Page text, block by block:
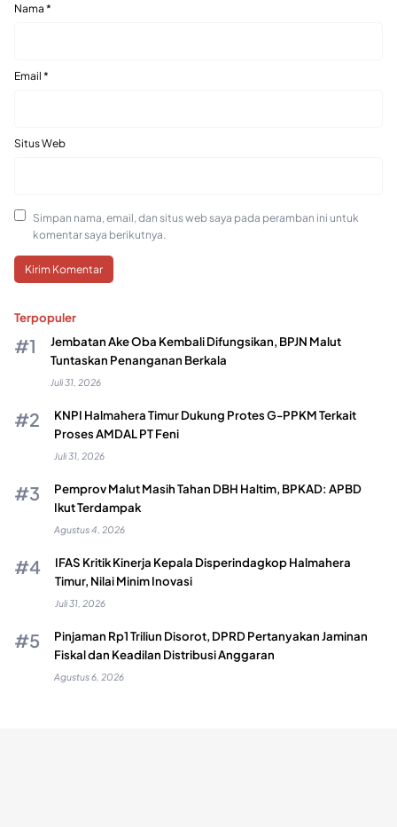
Nama *
Email *
Situs Web
Simpan nama, email, dan situs web saya pada peramban ini untuk
komentar saya berikutnya.
Terpopuler
Jembatan Ake Oba Kembali Difungsikan, BPJN Malut
Tuntaskan Penanganan Berkala
Juli 31, 2026
KNPI Halmahera Timur Dukung Protes G-PPKM Terkait
Proses AMDAL PT Feni
Juli 31, 2026
Pemprov Malut Masih Tahan DBH Haltim, BPKAD: APBD
Ikut Terdampak
Agustus 4, 2026
IFAS Kritik Kinerja Kepala Disperindagkop Halmahera
Timur, Nilai Minim Inovasi
Juli 31, 2026
Pinjaman Rp1 Triliun Disorot, DPRD Pertanyakan Jaminan
Fiskal dan Keadilan Distribusi Anggaran
Agustus 6, 2026